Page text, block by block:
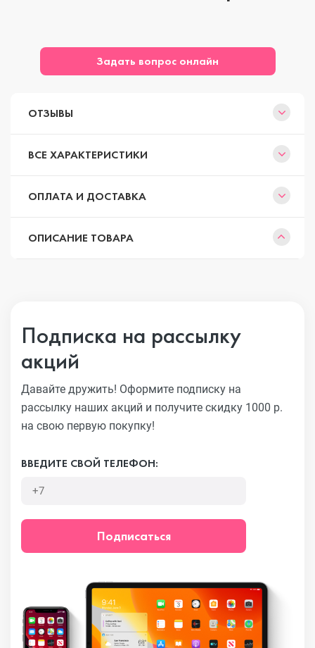
Задать вопрос онлайн
ОТЗЫВЫ
ВСЕ ХАРАКТЕРИСТИКИ
ОПЛАТА И ДОСТАВКА
ОПИСАНИЕ ТОВАРА
Подписка на рассылку
акций
Давайте дружить! Оформите подписку на
рассылку наших акций и получите скидку 1000 р.
на свою первую покупку!
ВВЕДИТЕ СВОЙ ТЕЛЕФОН:
Подписаться